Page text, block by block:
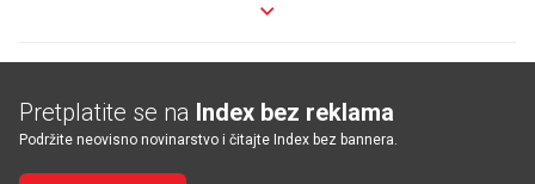
Pretplatite se na Index bez reklama
Podržite neovisno novinarstvo i čitajte Index bez bannera.